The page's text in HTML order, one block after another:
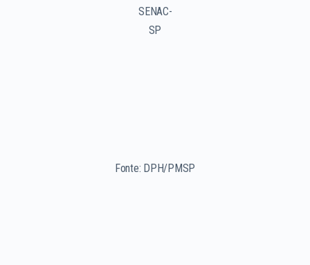
SENAC-
SP
Fonte: DPH/PMSP